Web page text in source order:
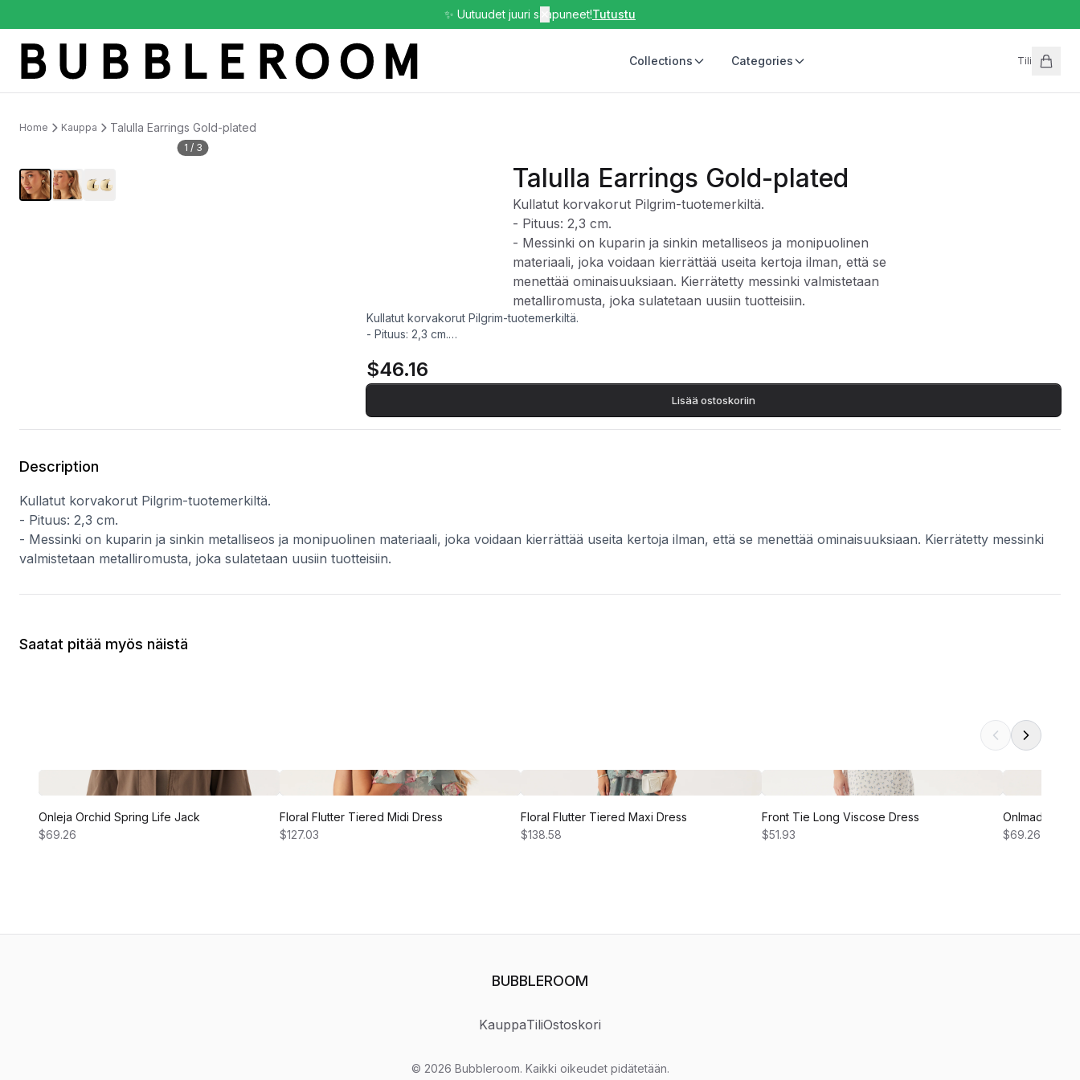
✨ Uutuudet juuri saapuneet!Tutustu
Collections Categories Tili
Home Kauppa Talulla Earrings Gold-plated
1 / 3
Talulla Earrings Gold-plated
Kullatut korvakorut Pilgrim-tuotemerkiltä.
- Pituus: 2,3 cm.
- Messinki on kuparin ja sinkin metalliseos ja monipuolinen
materiaali, joka voidaan kierrättää useita kertoja ilman, että se
menettää ominaisuuksiaan. Kierrätetty messinki valmistetaan
metalliromusta, joka sulatetaan uusiin tuotteisiin.
Kullatut korvakorut Pilgrim-tuotemerkiltä.
- Pituus: 2,3 cm.
ominaisuuksiaan. Kierrätetty messinki valmistetaan metalliromusta, joka sulatetaan uusiin tuotteisiin.
$46.16
Lisää ostoskoriin
Description
Kullatut korvakorut Pilgrim-tuotemerkiltä.
- Pituus: 2,3 cm.
- Messinki on kuparin ja sinkin metalliseos ja monipuolinen materiaali, joka voidaan kierrättää useita kertoja ilman, että se menettää ominaisuuksiaan. Kierrätetty messinki
valmistetaan metalliromusta, joka sulatetaan uusiin tuotteisiin.
Saatat pitää myös näistä
Onleja Orchid Spring Life Jack
$69.26
Floral Flutter Tiered Midi Dress
$127.03
Floral Flutter Tiered Maxi Dress
$138.58
Front Tie Long Viscose Dress
$51.93
Onlmadison
$69.26
BUBBLEROOM
KauppaTiliOstoskori
© 2026 Bubbleroom. Kaikki oikeudet pidätetään.